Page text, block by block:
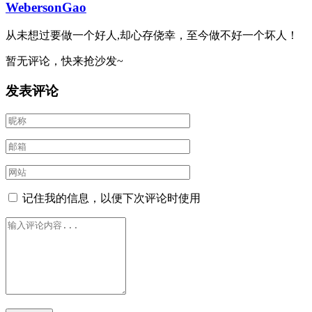
WebersonGao
从未想过要做一个好人,却心存侥幸，至今做不好一个坏人！
暂无评论，快来抢沙发~
发表评论
记住我的信息，以便下次评论时使用